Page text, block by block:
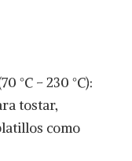
°C – 230 °C):
tostar,
como